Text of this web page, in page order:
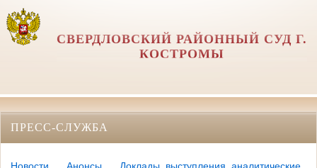
СВЕРДЛОВСКИЙ РАЙОННЫЙ СУД Г.
КОСТРОМЫ
ПРЕСС-СЛУЖБА